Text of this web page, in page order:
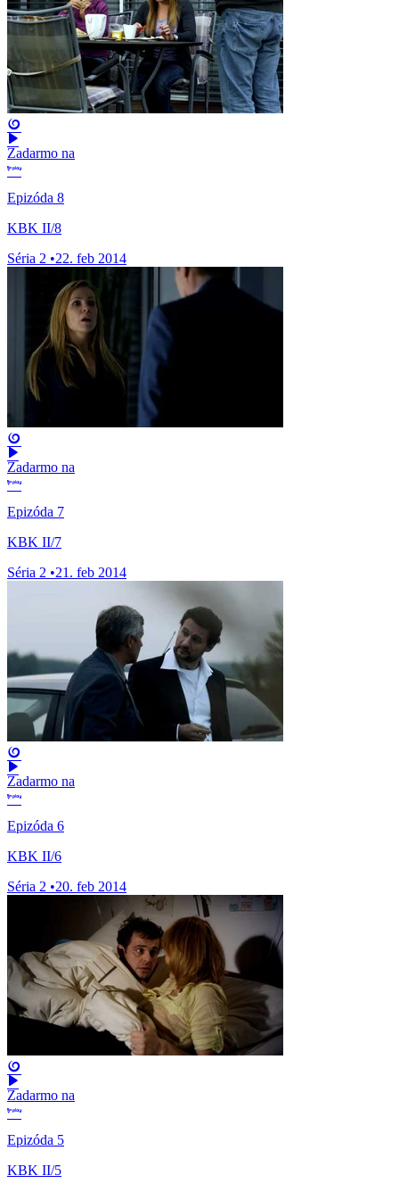
Zadarmo na
Epizóda 8
KBK II/8
Séria 2 •22. feb 2014
Zadarmo na
Epizóda 7
KBK II/7
Séria 2 •21. feb 2014
Zadarmo na
Epizóda 6
KBK II/6
Séria 2 •20. feb 2014
Zadarmo na
Epizóda 5
KBK II/5